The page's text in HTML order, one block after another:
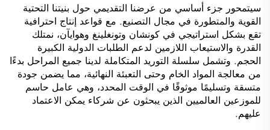
سيتمحور جزء أساسي من عرضنا التقديمي حول بنيتنا التحتية
القوية والمتطورة في مجال التصنيع. مع قواعد إنتاج احترافية
تقع بشكل استراتيجي في كونشان وتونغلينغ وهوايآن، نمتلك
القدرة والاستيعاب اللازمين لدعم الطلبات الدولية الكبيرة
الحجم. وتشمل سلسلة التوريد المتكاملة لدينا جميع المراحل بدءًا
من معالجة المواد الخام وحتى التعبئة النهائية، مما يضمن جودة
متسقة وتسليمًا موثوقًا في الوقت المحدد، وهي عامل حاسم
للموزعين العالميين الذين يبحثون عن شركاء يمكن الاعتماد
عليهم.